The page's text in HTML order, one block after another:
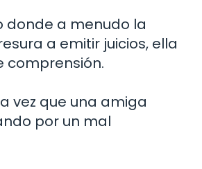
donde a menudo la
a emitir juicios, ella
comprensión.
vez que una amiga
por un mal